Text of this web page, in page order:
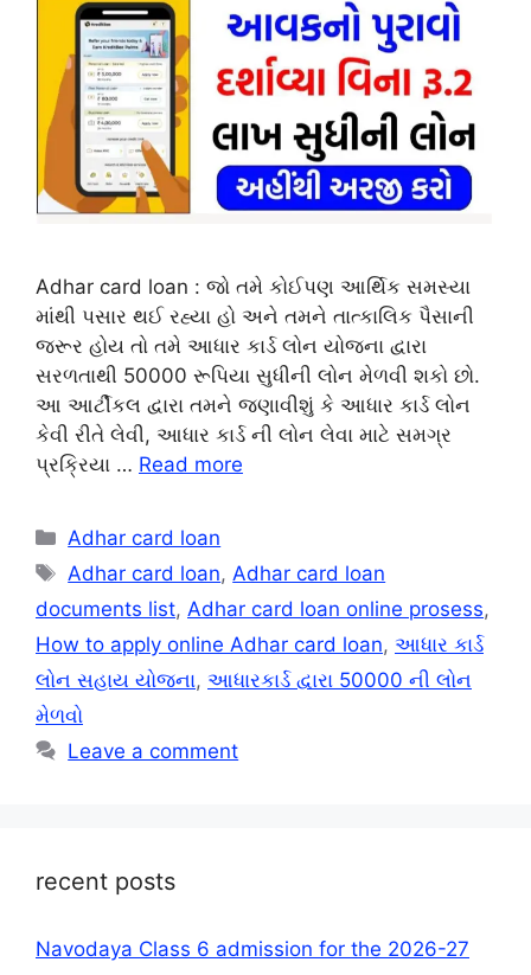
Adhar card loan : જો તમે કોઈપણ આર્થિક સમસ્યા
માંથી પસાર થઈ રહ્યા હો અને તમને તાત્કાલિક પૈસાની
જરૂર હોય તો તમે આધાર કાર્ડ લોન યોજના દ્વારા
સરળતાથી 50000 રૂપિયા સુધીની લોન મેળવી શકો છો.
આ આર્ટીકલ દ્વારા તમને જણાવીશું કે આધાર કાર્ડ લોન
કેવી રીતે લેવી, આધાર કાર્ડ ની લોન લેવા માટે સમગ્ર
પ્રક્રિયા … Read more
Categories
Adhar card loan
Tags
Adhar card loan, Adhar card loan
documents list, Adhar card loan online prosess,
How to apply online Adhar card loan, આધાર કાર્ડ
લોન સહાય યોજના, આધારકાર્ડ દ્વારા 50000 ની લોન
મેળવો
Leave a comment
recent posts
Navodaya Class 6 admission for the 2026-27